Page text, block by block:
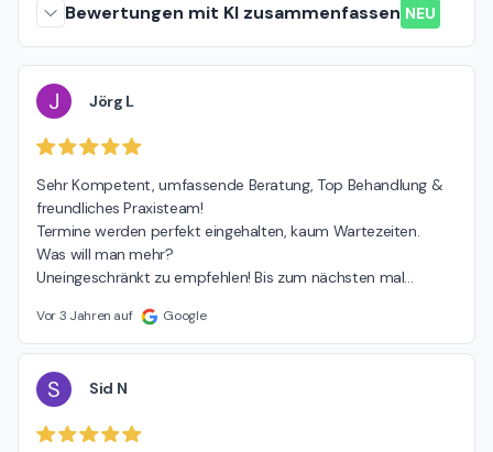
Bewertungen mit KI zusammenfassen NEU
J Jörg L
Sehr Kompetent, umfassende Beratung, Top Behandlung &
freundliches Praxisteam!
Termine werden perfekt eingehalten, kaum Wartezeiten.
Was will man mehr?
Uneingeschränkt zu empfehlen! Bis zum nächsten mal...
Vor 3 Jahren auf Google
S Sid N